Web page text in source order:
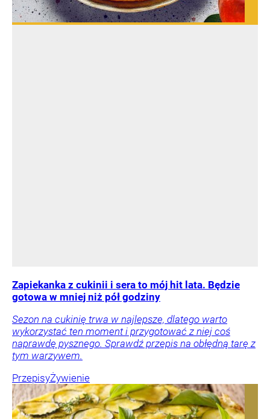
Zapiekanka z cukinii i sera to mój hit lata. Będzie
gotowa w mniej niż pół godziny
Sezon na cukinię trwa w najlepsze, dlatego warto
wykorzystać ten moment i przygotować z niej coś
naprawdę pysznego. Sprawdź przepis na obłędną tarę z
tym warzywem.
PrzepisyŻywienie